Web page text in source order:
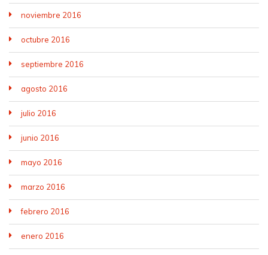
noviembre 2016
octubre 2016
septiembre 2016
agosto 2016
julio 2016
junio 2016
mayo 2016
marzo 2016
febrero 2016
enero 2016